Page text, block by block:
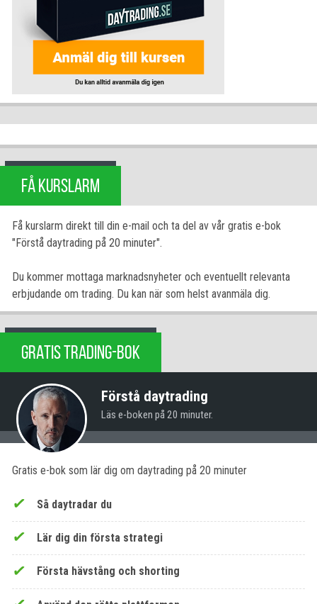
FÅ KURSLARM
Få kurslarm direkt till din e-mail och ta del av vår gratis e-bok
"Förstå daytrading på 20 minuter".
Du kommer mottaga marknadsnyheter och eventuellt relevanta
erbjudande om trading. Du kan när som helst avanmäla dig.
GRATIS TRADING-BOK
Förstå daytrading
Läs e-boken på 20 minuter.
Gratis e-bok som lär dig om daytrading på 20 minuter
Så daytradar du
Lär dig din första strategi
Första hävstång och shorting